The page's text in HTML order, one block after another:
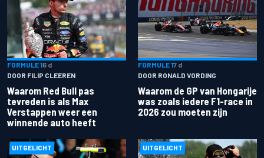
FORMULE 16 d
DOOR FILIP CLEEREN
Waarom Red Bull pas
tevreden is als Max
Verstappen weer een
winnende auto heeft
FORMULE 17 d
DOOR RONALD VORDING
Waarom de GP van Hongarije
was zoals iedere F1-race in
2026 zou moeten zijn
UITGELICHT UITGELICHT